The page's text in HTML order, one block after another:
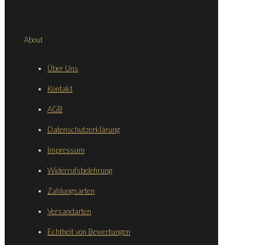
About
Über Uns
Kontakt
AGB
Datenschutzerklärung
Impressum
Widerrufsbelehrung
Zahlungsarten
Versandarten
Echtheit von Bewertungen